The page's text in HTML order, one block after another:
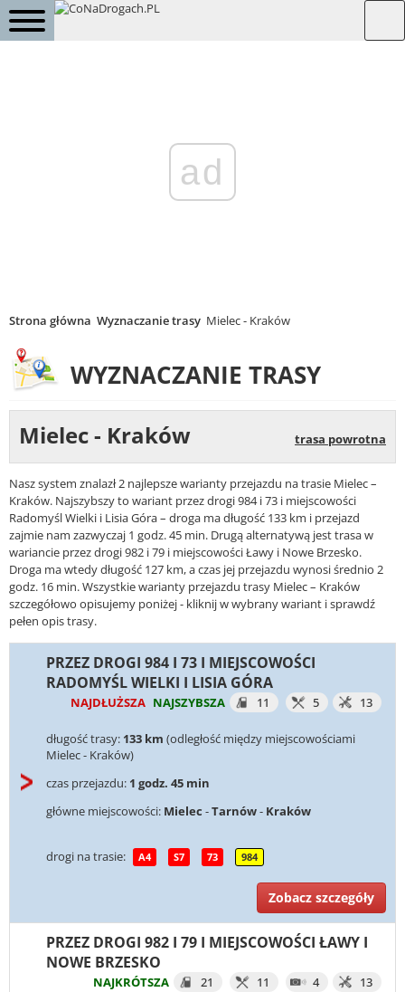
ad
Strona główna Wyznaczanie trasy Mielec - Kraków
WYZNACZANIE TRASY
Mielec - Kraków trasa powrotna
Nasz system znalazł 2 najlepsze warianty przejazdu na trasie Mielec –
Kraków. Najszybszy to wariant przez drogi 984 i 73 i miejscowości
Radomyśl Wielki i Lisia Góra – droga ma długość 133 km i przejazd
zajmie nam zazwyczaj 1 godz. 45 min. Drugą alternatywą jest trasa w
wariancie przez drogi 982 i 79 i miejscowości Ławy i Nowe Brzesko.
Droga ma wtedy długość 127 km, a czas jej przejazdu wynosi średnio 2
godz. 16 min. Wszystkie warianty przejazdu trasy Mielec – Kraków
szczegółowo opisujemy poniżej - kliknij w wybrany wariant i sprawdź
pełen opis trasy.
PRZEZ DROGI 984 I 73 I MIEJSCOWOŚCI
RADOMYŚL WIELKI I LISIA GÓRA
NAJDŁUŻSZA NAJSZYBSZA 11 5 13
długość trasy: 133 km (odległość między miejscowościami
Mielec - Kraków)
czas przejazdu: 1 godz. 45 min
główne miejscowości: Mielec -Tarnów- Kraków
drogi na trasie: A4 S7 73 984
Zobacz szczegóły
PRZEZ DROGI 982 I 79 I MIEJSCOWOŚCI ŁAWY I
NOWE BRZESKO
NAJKRÓTSZA 21 11 4 13